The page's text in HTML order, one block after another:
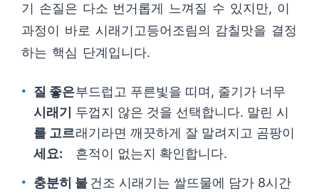
기 손질은 다소 번거롭게 느껴질 수 있지만, 이
과정이 바로 시래기고등어조림의 감칠맛을 결정
하는 핵심 단계입니다.
질 좋은
시래기
를 고르
세요:
부드럽고 푸른빛을 띠며, 줄기가 너무
두껍지 않은 것을 선택합니다. 말린 시
래기라면 깨끗하게 잘 말려지고 곰팡이
흔적이 없는지 확인합니다.
충분히 불 건조 시래기는 쌀뜨물에 담가 8시간